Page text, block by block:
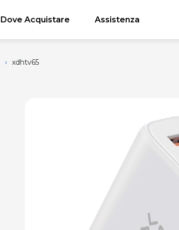
Dove Acquistare Assistenza
› xdhtv65